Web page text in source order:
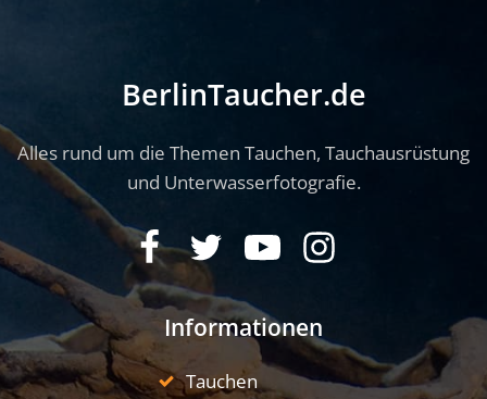
BerlinTaucher.de
Alles rund um die Themen Tauchen, Tauchausrüstung
und Unterwasserfotografie.
Informationen
Tauchen